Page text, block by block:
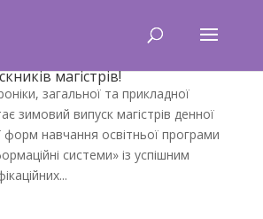
магістрів!
загальної та прикладної
зимовий випуск магістрів денної
форм навчання освітньої програми
системи» із успішним